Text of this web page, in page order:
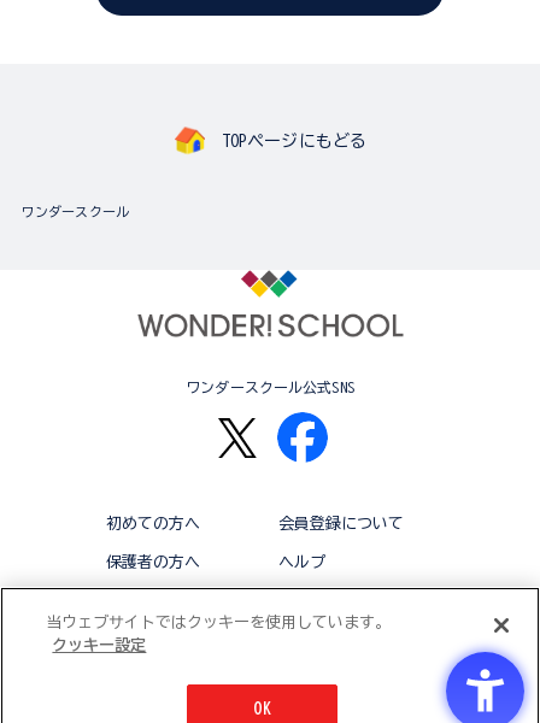
TOPページにもどる
ワンダースクール
ワンダースクール公式SNS
初めての方へ 会員登録について
保護者の方へ ヘルプ
© BANDAI CO.,LTD 2015 ALL RIGHTS RESERVED
当ウェブサイトではクッキーを使用しています。
クッキー設定
OK